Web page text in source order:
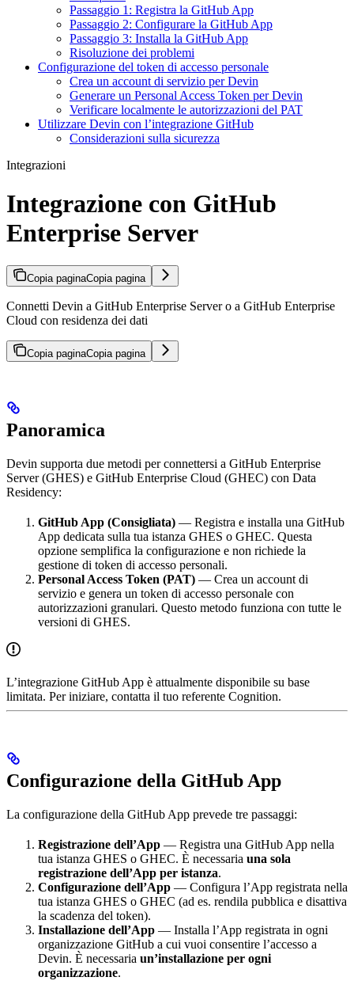
Passaggio 1: Registra la GitHub App
Passaggio 2: Configurare la GitHub App
Passaggio 3: Installa la GitHub App
Risoluzione dei problemi
Configurazione del token di accesso personale
Crea un account di servizio per Devin
Generare un Personal Access Token per Devin
Verificare localmente le autorizzazioni del PAT
Utilizzare Devin con l’integrazione GitHub
Considerazioni sulla sicurezza
Integrazioni
Integrazione con GitHub
Enterprise Server
Copia paginaCopia pagina
Connetti Devin a GitHub Enterprise Server o a GitHub Enterprise
Cloud con residenza dei dati
Copia paginaCopia pagina
Panoramica
Devin supporta due metodi per connettersi a GitHub Enterprise
Server (GHES) e GitHub Enterprise Cloud (GHEC) con Data
Residency:
GitHub App (Consigliata) — Registra e installa una GitHub
App dedicata sulla tua istanza GHES o GHEC. Questa
opzione semplifica la configurazione e non richiede la
gestione di token di accesso personali.
Personal Access Token (PAT) — Crea un account di
servizio e genera un token di accesso personale con
autorizzazioni granulari. Questo metodo funziona con tutte le
versioni di GHES.
L’integrazione GitHub App è attualmente disponibile su base
limitata. Per iniziare, contatta il tuo referente Cognition.
Configurazione della GitHub App
La configurazione della GitHub App prevede tre passaggi:
Registrazione dell’App — Registra una GitHub App nella
tua istanza GHES o GHEC. È necessaria una sola
registrazione dell’App per istanza.
Configurazione dell’App — Configura l’App registrata nella
tua istanza GHES o GHEC (ad es. rendila pubblica e disattiva
la scadenza del token).
Installazione dell’App — Installa l’App registrata in ogni
organizzazione GitHub a cui vuoi consentire l’accesso a
Devin. È necessaria un’installazione per ogni
organizzazione.